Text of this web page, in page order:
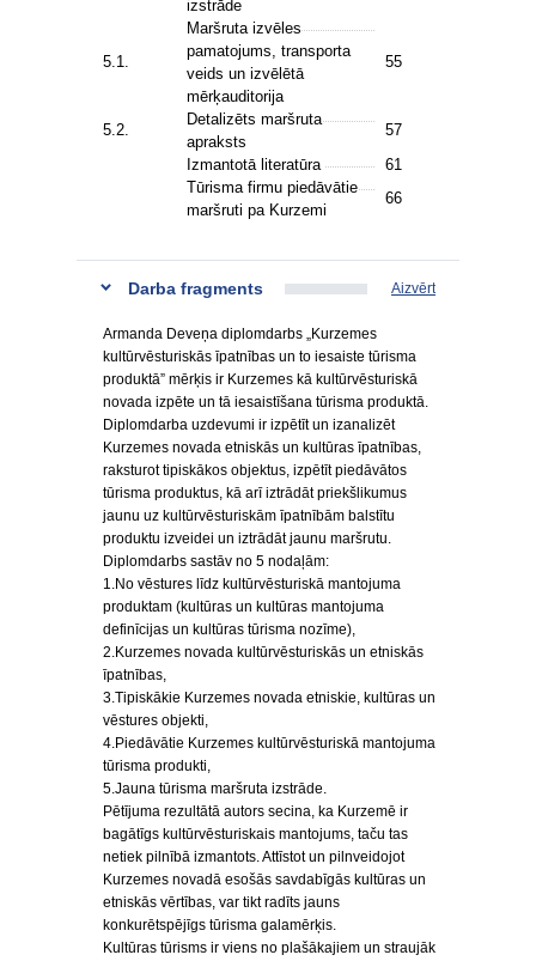
izstrāde
5.1.
Maršruta izvēles
pamatojums, transporta
veids un izvēlētā
mērķauditorija
55
5.2.
Detalizēts maršruta
apraksts
57
Izmantotā literatūra
61
Tūrisma firmu piedāvātie
maršruti pa Kurzemi
66
Darba fragments Aizvērt
Armanda Deveņa diplomdarbs „Kurzemes
kultūrvēsturiskās īpatnības un to iesaiste tūrisma
produktā” mērķis ir Kurzemes kā kultūrvēsturiskā
novada izpēte un tā iesaistīšana tūrisma produktā.
Diplomdarba uzdevumi ir izpētīt un izanalizēt
Kurzemes novada etniskās un kultūras īpatnības,
raksturot tipiskākos objektus, izpētīt piedāvātos
tūrisma produktus, kā arī iztrādāt priekšlikumus
jaunu uz kultūrvēsturiskām īpatnībām balstītu
produktu izveidei un iztrādāt jaunu maršrutu.
Diplomdarbs sastāv no 5 nodaļām:
1.No vēstures līdz kultūrvēsturiskā mantojuma
produktam (kultūras un kultūras mantojuma
definīcijas un kultūras tūrisma nozīme),
2.Kurzemes novada kultūrvēsturiskās un etniskās
īpatnības,
3.Tipiskākie Kurzemes novada etniskie, kultūras un
vēstures objekti,
4.Piedāvātie Kurzemes kultūrvēsturiskā mantojuma
tūrisma produkti,
5.Jauna tūrisma maršruta izstrāde.
Pētījuma rezultātā autors secina, ka Kurzemē ir
bagātīgs kultūrvēsturiskais mantojums, taču tas
netiek pilnībā izmantots. Attīstot un pilnveidojot
Kurzemes novadā esošās savdabīgās kultūras un
etniskās vērtības, var tikt radīts jauns
konkurētspējīgs tūrisma galamērķis.
Kultūras tūrisms ir viens no plašākajiem un straujāk